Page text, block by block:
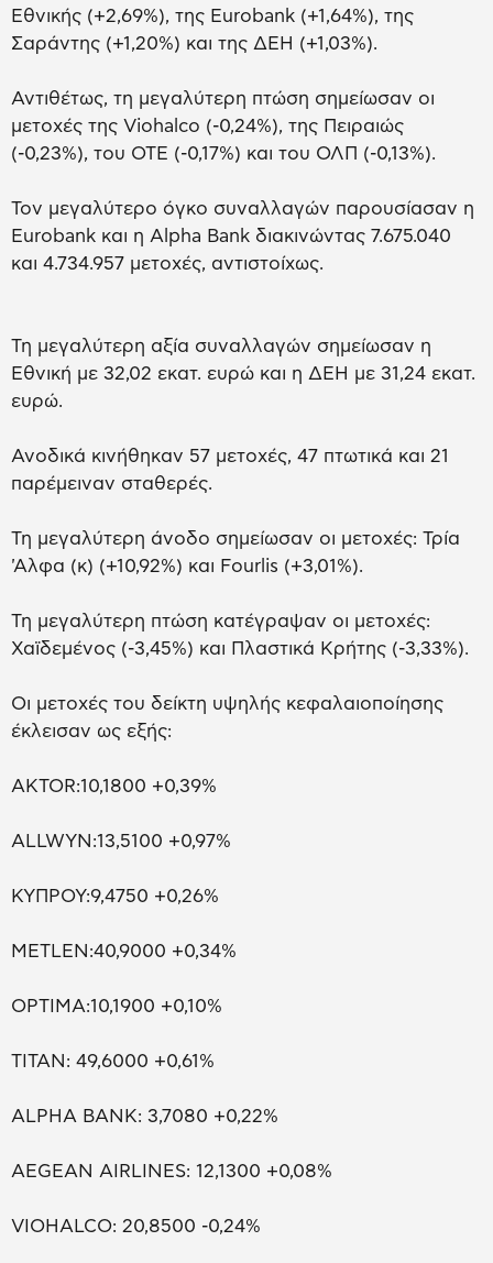
Εθνικής (+2,69%), της Eurobank (+1,64%), της
Σαράντης (+1,20%) και της ΔΕΗ (+1,03%).
Αντιθέτως, τη μεγαλύτερη πτώση σημείωσαν οι
μετοχές της Viohalco (-0,24%), της Πειραιώς
(-0,23%), του ΟΤΕ (-0,17%) και του ΟΛΠ (-0,13%).
Τον μεγαλύτερο όγκο συναλλαγών παρουσίασαν η
Eurobank και η Alpha Bank διακινώντας 7.675.040
και 4.734.957 μετοχές, αντιστοίχως.
Τη μεγαλύτερη αξία συναλλαγών σημείωσαν η
Εθνική με 32,02 εκατ. ευρώ και η ΔΕΗ με 31,24 εκατ.
ευρώ.
Ανοδικά κινήθηκαν 57 μετοχές, 47 πτωτικά και 21
παρέμειναν σταθερές.
Τη μεγαλύτερη άνοδο σημείωσαν οι μετοχές: Τρία
'Αλφα (κ) (+10,92%) και Fourlis (+3,01%).
Τη μεγαλύτερη πτώση κατέγραψαν οι μετοχές:
Χαϊδεμένος (-3,45%) και Πλαστικά Κρήτης (-3,33%).
Οι μετοχές του δείκτη υψηλής κεφαλαιοποίησης
έκλεισαν ως εξής:
AKTOR:10,1800 +0,39%
ALLWYN:13,5100 +0,97%
ΚΥΠΡΟΥ:9,4750 +0,26%
METLEN:40,9000 +0,34%
OPTIMA:10,1900 +0,10%
ΤΙΤΑΝ: 49,6000 +0,61%
ALPHA BANK: 3,7080 +0,22%
AEGEAN AIRLINES: 12,1300 +0,08%
VIOHALCO: 20,8500 -0,24%